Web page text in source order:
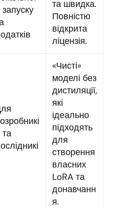
та швидка.
Повністю
відкрита
ліцензія.
та
«Чисті»
моделі без
дистиляції,
які
ідеально
підходять
для
створення
власних
LoRA та
донавчанн
я.